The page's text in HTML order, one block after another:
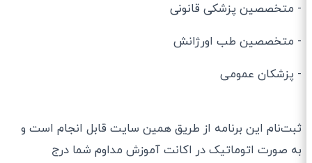
- متخصصین پزشکی قانونی
- متخصصین طب اورژانش
- پزشکان عمومی
ثبت‌نام این برنامه از طریق همین سایت قابل انجام است و
به صورت اتوماتیک در اکانت آموزش مداوم شما درج